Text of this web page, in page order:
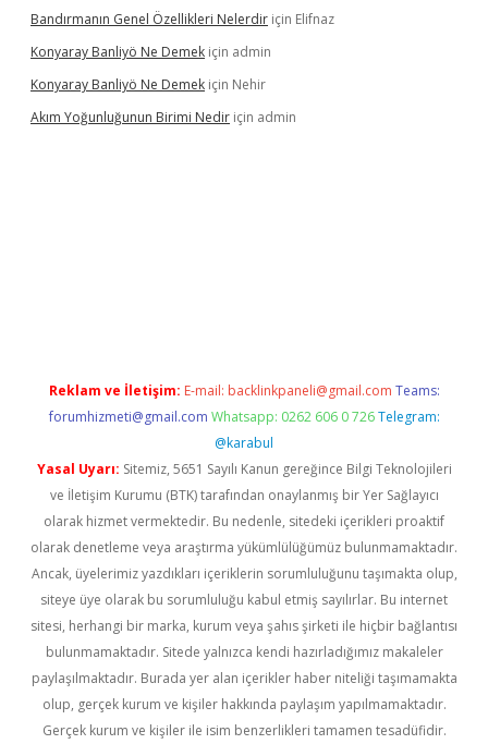
Bandırmanın Genel Özellikleri Nelerdir için Elifnaz
Konyaray Banliyö Ne Demek için admin
Konyaray Banliyö Ne Demek için Nehir
Akım Yoğunluğunun Birimi Nedir için admin
Reklam ve İletişim: E-mail: backlinkpaneli@gmail.com Teams:
forumhizmeti@gmail.com Whatsapp: 0262 606 0 726 Telegram:
@karabul
Yasal Uyarı: Sitemiz, 5651 Sayılı Kanun gereğince Bilgi Teknolojileri
ve İletişim Kurumu (BTK) tarafından onaylanmış bir Yer Sağlayıcı
olarak hizmet vermektedir. Bu nedenle, sitedeki içerikleri proaktif
olarak denetleme veya araştırma yükümlülüğümüz bulunmamaktadır.
Ancak, üyelerimiz yazdıkları içeriklerin sorumluluğunu taşımakta olup,
siteye üye olarak bu sorumluluğu kabul etmiş sayılırlar. Bu internet
sitesi, herhangi bir marka, kurum veya şahıs şirketi ile hiçbir bağlantısı
bulunmamaktadır. Sitede yalnızca kendi hazırladığımız makaleler
paylaşılmaktadır. Burada yer alan içerikler haber niteliği taşımamakta
olup, gerçek kurum ve kişiler hakkında paylaşım yapılmamaktadır.
Gerçek kurum ve kişiler ile isim benzerlikleri tamamen tesadüfidir.